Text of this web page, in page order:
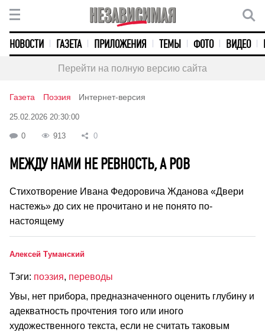
НОВОСТИ ГАЗЕТА ПРИЛОЖЕНИЯ ТЕМЫ ФОТО ВИДЕО
Перейти на полную версию сайта
Газета Поэзия Интернет-версия
25.02.2026 20:30:00
0 913 0
МЕЖДУ НАМИ НЕ РЕВНОСТЬ, А РОВ
Стихотворение Ивана Федоровича Жданова «Двери
настежь» до сих не прочитано и не понято по-
настоящему
Алексей Туманский
Тэги: поэзия, переводы
Увы, нет прибора, предназначенного оценить глубину и
адекватность прочтения того или иного
художественного текста, если не считать таковым